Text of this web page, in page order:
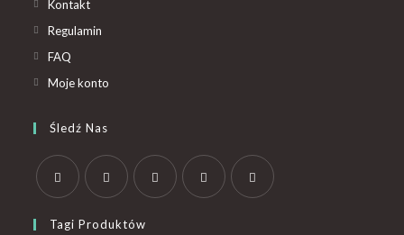
Kontakt
Regulamin
FAQ
Moje konto
Śledź Nas
Tagi Produktów